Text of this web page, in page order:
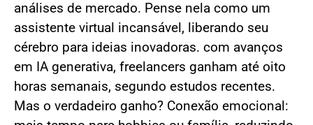
análises de mercado. Pense nela como um
assistente virtual incansável, liberando seu
cérebro para ideias inovadoras. com avanços
em IA generativa, freelancers ganham até oito
horas semanais, segundo estudos recentes.
Mas o verdadeiro ganho? Conexão emocional: